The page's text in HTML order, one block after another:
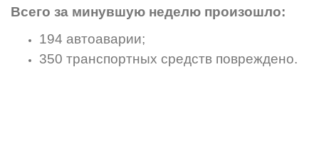
Всего за минувшую неделю произошло:
194 автоаварии;
350 транспортных средств повреждено.